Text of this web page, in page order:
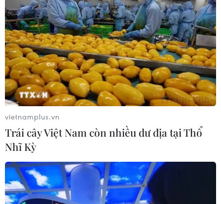
vietnamplus.vn
Trái cây Việt Nam còn nhiều dư địa tại Thổ
Nhĩ Kỳ